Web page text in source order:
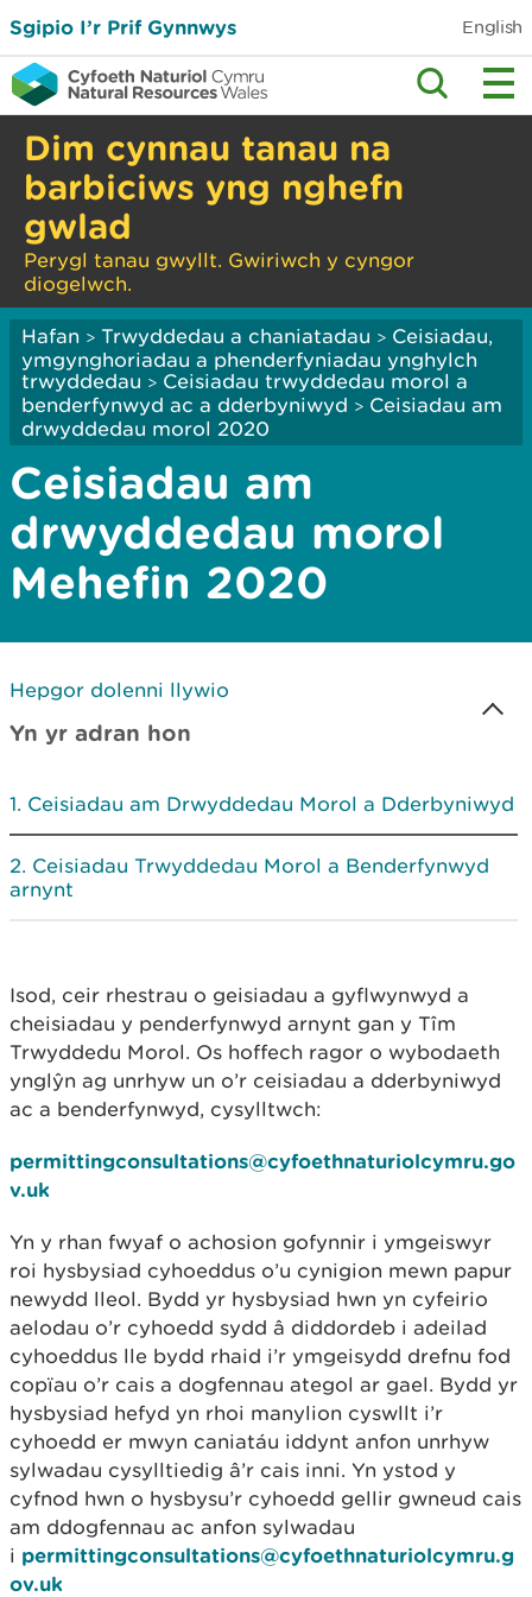
Sgipio I’r Prif Gynnwys English
Dim cynnau tanau na
barbiciws yng nghefn
gwlad
Perygl tanau gwyllt. Gwiriwch y cyngor
diogelwch.
Hafan > Trwyddedau a chaniatadau > Ceisiadau,
ymgynghoriadau a phenderfyniadau ynghylch
trwyddedau > Ceisiadau trwyddedau morol a
benderfynwyd ac a dderbyniwyd > Ceisiadau am
drwyddedau morol 2020
Ceisiadau am
drwyddedau morol
Mehefin 2020
Hepgor dolenni llywio
Yn yr adran hon
Ceisiadau am Drwyddedau Morol a Dderbyniwyd
Ceisiadau Trwyddedau Morol a Benderfynwyd
arnynt
Isod, ceir rhestrau o geisiadau a gyflwynwyd a
cheisiadau y penderfynwyd arnynt gan y Tîm
Trwyddedu Morol. Os hoffech ragor o wybodaeth
ynglŷn ag unrhyw un o’r ceisiadau a dderbyniwyd
ac a benderfynwyd, cysylltwch:
permittingconsultations@cyfoethnaturiolcymru.go
v.uk
Yn y rhan fwyaf o achosion gofynnir i ymgeiswyr
roi hysbysiad cyhoeddus o’u cynigion mewn papur
newydd lleol. Bydd yr hysbysiad hwn yn cyfeirio
aelodau o’r cyhoedd sydd â diddordeb i adeilad
cyhoeddus lle bydd rhaid i’r ymgeisydd drefnu fod
copïau o’r cais a dogfennau ategol ar gael. Bydd yr
hysbysiad hefyd yn rhoi manylion cyswllt i’r
cyhoedd er mwyn caniatáu iddynt anfon unrhyw
sylwadau cysylltiedig â’r cais inni. Yn ystod y
cyfnod hwn o hysbysu’r cyhoedd gellir gwneud cais
am ddogfennau ac anfon sylwadau
i permittingconsultations@cyfoethnaturiolcymru.g
ov.uk